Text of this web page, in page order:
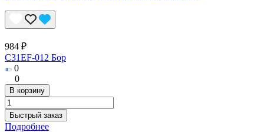
984 ₽
C31EF-012 Бор
0
0
В корзину
Быстрый заказ
Подробнее